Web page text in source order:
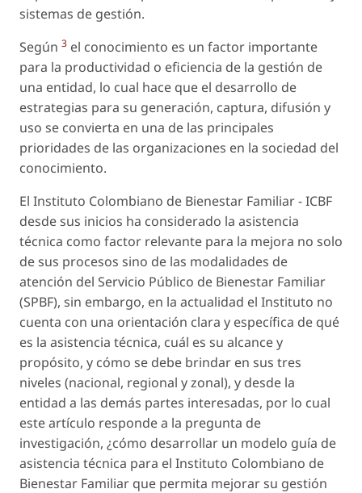
sistemas de gestión.
Según 3 el conocimiento es un factor importante
para la productividad o eficiencia de la gestión de
una entidad, lo cual hace que el desarrollo de
estrategias para su generación, captura, difusión y
uso se convierta en una de las principales
prioridades de las organizaciones en la sociedad del
conocimiento.
El Instituto Colombiano de Bienestar Familiar - ICBF
desde sus inicios ha considerado la asistencia
técnica como factor relevante para la mejora no solo
de sus procesos sino de las modalidades de
atención del Servicio Público de Bienestar Familiar
(SPBF), sin embargo, en la actualidad el Instituto no
cuenta con una orientación clara y específica de qué
es la asistencia técnica, cuál es su alcance y
propósito, y cómo se debe brindar en sus tres
niveles (nacional, regional y zonal), y desde la
entidad a las demás partes interesadas, por lo cual
este artículo responde a la pregunta de
investigación, ¿cómo desarrollar un modelo guía de
asistencia técnica para el Instituto Colombiano de
Bienestar Familiar que permita mejorar su gestión